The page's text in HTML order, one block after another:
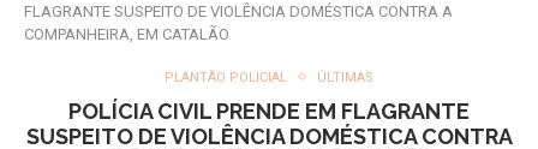
FLAGRANTE SUSPEITO DE VIOLÊNCIA DOMÉSTICA CONTRA A
COMPANHEIRA, EM CATALÃO
PLANTÃO POLICIAL ÚLTIMAS
POLÍCIA CIVIL PRENDE EM FLAGRANTE
SUSPEITO DE VIOLÊNCIA DOMÉSTICA CONTRA